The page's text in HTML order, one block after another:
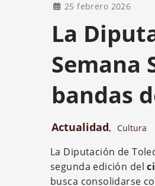
25 febrero 2026
La
Semana
bandas
Actualidad, Cultura
La Diputación de
segunda edición del
busca consolidarse